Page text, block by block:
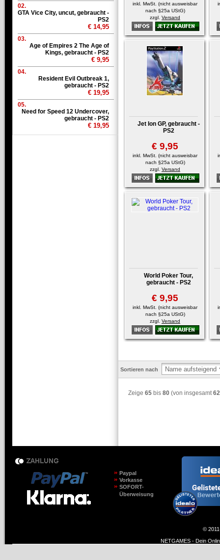
inkl. MwSt. (nicht ausweisbar
nach §25a UStG)
zzgl. Versand
Jet Ion GP, gebraucht -
PS2
€ 9,95
inkl. MwSt. (nicht ausweisbar
nach §25a UStG)
zzgl. Versand
World Poker Tour,
gebraucht - PS2
€ 9,95
inkl. MwSt. (nicht ausweisbar
nach §25a UStG)
zzgl. Versand
Sortieren nach
Zeige 65 bis 80 (von insgesamt
02.
GTA Vice City, uncut, gebraucht -
PS2
€ 14,95
03.
Age of Empires 2 The Age of
Kings, gebraucht - PS2
€ 9,95
04.
Resident Evil Outbreak 1,
gebraucht - PS2
€ 19,95
05.
Need for Speed 12 Undercover,
gebraucht - PS2
€ 19,95
Paypal
Vorkasse
SOFORT-
Überweisung
©
NETGAMES - Dein